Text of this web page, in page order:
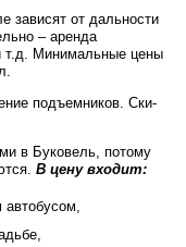
зависят от дальности
– аренда
т.д. Минимальные цены
подъемников. Ски-
в Буковель, потому
В цену входит: